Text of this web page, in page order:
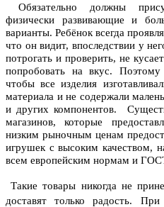
Обязательно должны
физически развивающие и
варианты. Ребёнок всегда
что он видит, впоследствии у
потрогать и проверить, не
попробовать на вкус.
чтобы все изделия
материала и не содержали
и других компонентов.
магазинов, которые
низким рыночным ценам
игрушек с высоким качеством,
всем европейским нормам и
Такие товары никогда не
доставят только радость.
При